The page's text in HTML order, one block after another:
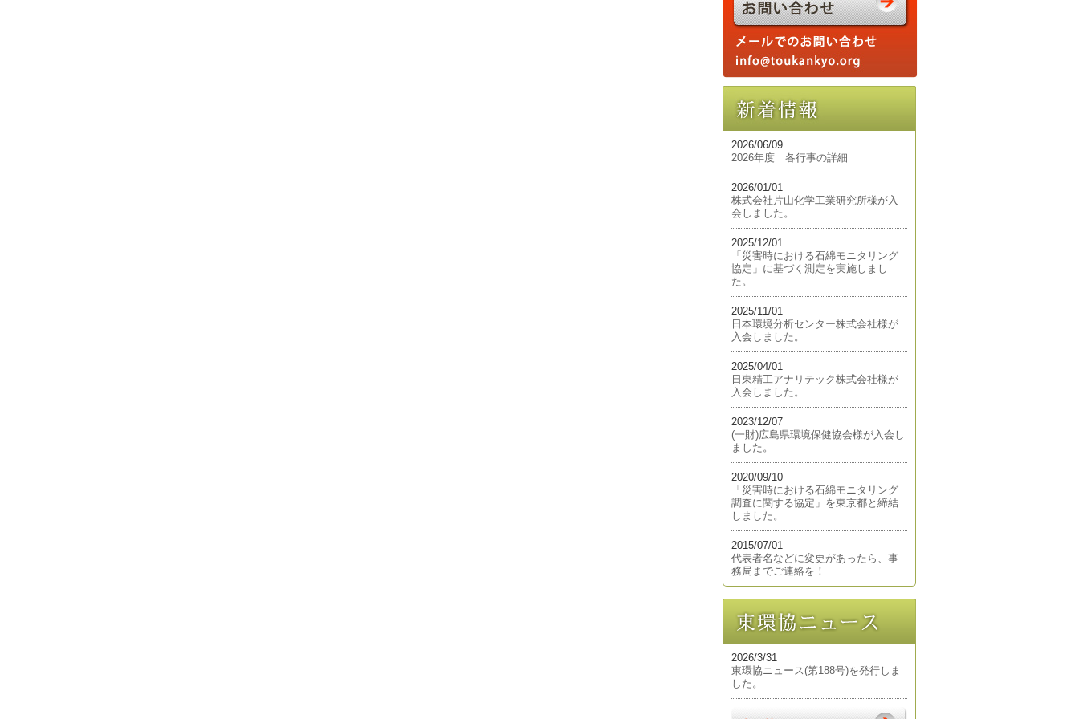
2026/06/09
2026年度 各行事の詳細
2026/01/01
株式会社片山化学工業研究所様が入
会しました。
2025/12/01
「災害時における石綿モニタリング
協定」に基づく測定を実施しまし
た。
2025/11/01
日本環境分析センター株式会社様が
入会しました。
2025/04/01
日東精工アナリテック株式会社様が
入会しました。
2023/12/07
(一財)広島県環境保健協会様が入会し
ました。
2020/09/10
「災害時における石綿モニタリング
調査に関する協定」を東京都と締結
しました。
2015/07/01
代表者名などに変更があったら、事
務局までご連絡を！
2026/3/31
東環協ニュース(第188号)を発行しま
した。